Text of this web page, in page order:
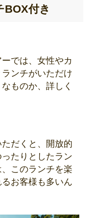
BOX付き
では、女性やカ
ンチがいただけ
ものか、詳しく
だくと、開放的
たりとしたラン
このランチを楽
お客様も多いん